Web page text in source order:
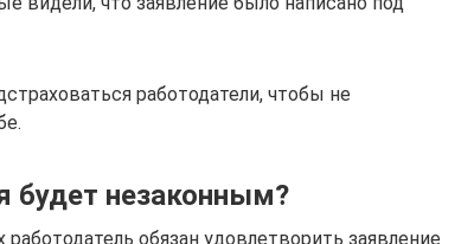
работодатели, чтобы не
будет незаконным?
обязан удовлетворить заявление